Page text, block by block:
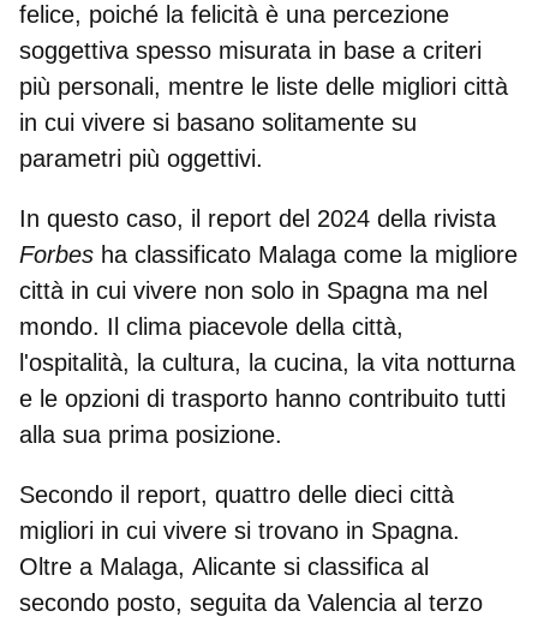
felice, poiché la felicità è una percezione
soggettiva spesso misurata in base a criteri
più personali, mentre le liste delle migliori città
in cui vivere si basano solitamente su
parametri più oggettivi.
In questo caso, il report del 2024 della rivista
Forbes ha classificato Malaga come la migliore
città in cui vivere non solo in Spagna ma nel
mondo. Il clima piacevole della città,
l'ospitalità, la cultura, la cucina, la vita notturna
e le opzioni di trasporto hanno contribuito tutti
alla sua prima posizione.
Secondo il report, quattro delle dieci città
migliori in cui vivere si trovano in Spagna.
Oltre a Malaga, Alicante si classifica al
secondo posto, seguita da Valencia al terzo